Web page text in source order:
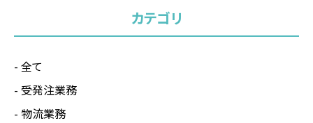
カテゴリ
全て
受発注業務
物流業務